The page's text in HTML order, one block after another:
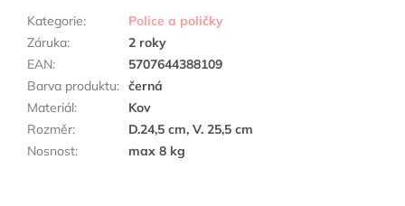
Kategorie:
Police a poličky
Záruka:
2 roky
EAN:
5707644388109
Barva produktu: černá
Materiál:
Kov
Rozměr:
D.24,5 cm, V. 25,5 cm
Nosnost: max 8 kg